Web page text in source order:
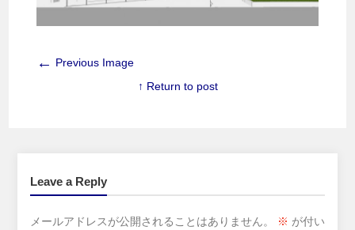
← Previous Image
↑ Return to post
Leave a Reply
メールアドレスが公開されることはありません。 ※ が付い